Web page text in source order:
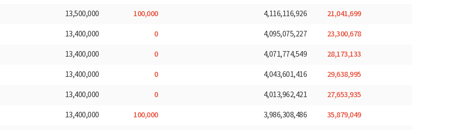
13,500,000 100,000 4,116,116,926 21,041,699
13,400,000 0 4,095,075,227 23,300,678
13,400,000 0 4,071,774,549 28,173,133
13,400,000 0 4,043,601,416 29,638,995
13,400,000 0 4,013,962,421 27,653,935
13,400,000 100,000 3,986,308,486 35,879,049